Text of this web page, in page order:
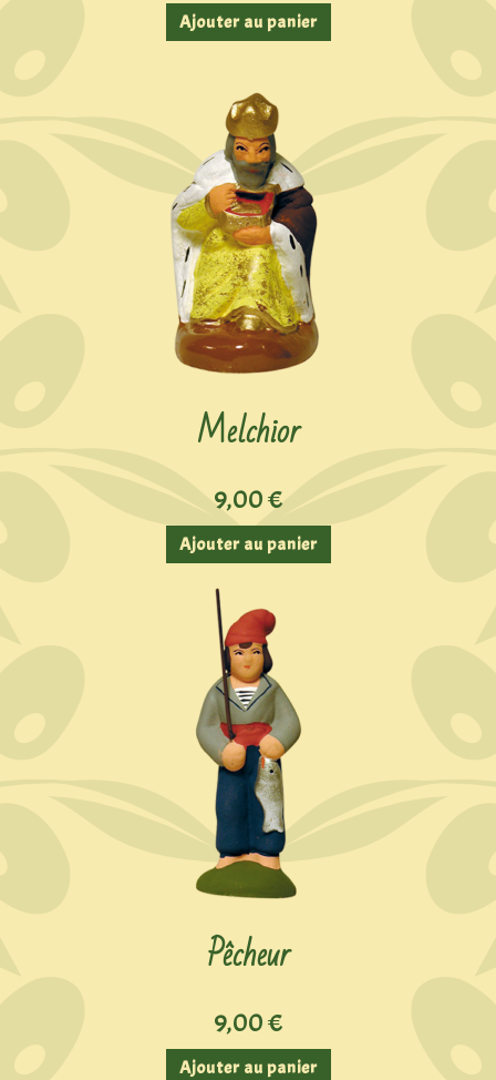
Ajouter au panier
Melchior
9,00€
Ajouter au panier
Pêcheur
9,00€
Ajouter au panier